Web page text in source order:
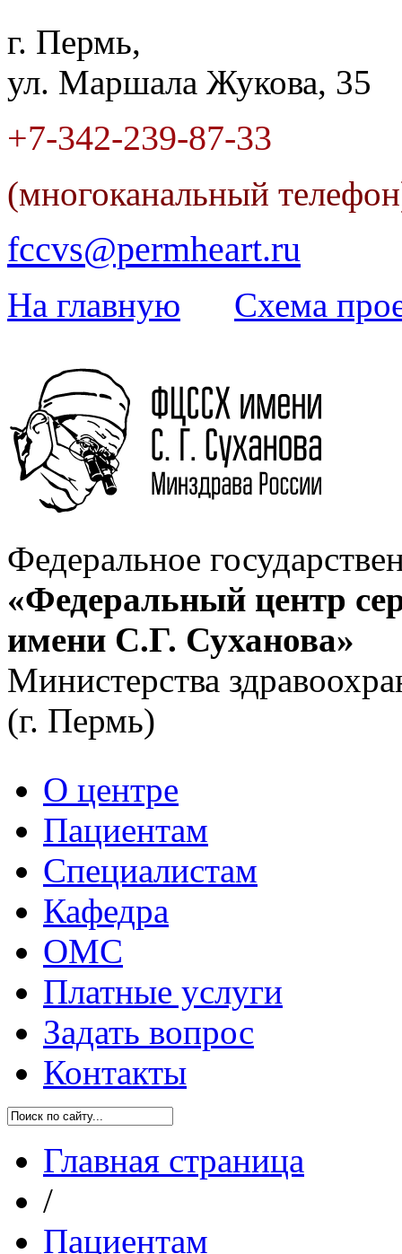
г. Пермь,
ул. Маршала Жукова, 35
+7-342-239-87-33
(многоканальный
fccvs@permheart.ru
На главную Cхема
Федеральное
«Федеральный центр
имени С.Г. Суханова»
Министерства
(г. Пермь)
О центре
Пациентам
Специалистам
Кафедра
ОМС
Платные услуги
Задать вопрос
Контакты
Главная страница
/
Пациентам